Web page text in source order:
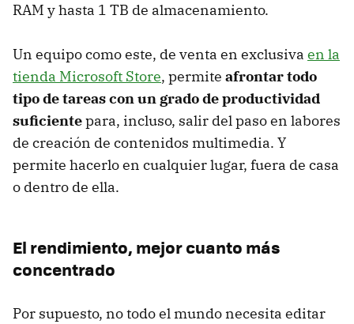
RAM y hasta 1 TB de almacenamiento.
Un equipo como este, de venta en exclusiva en la
tienda Microsoft Store, permite afrontar todo
tipo de tareas con un grado de productividad
suficientepara, incluso, salir del paso en labores
de creación de contenidos multimedia. Y
permite hacerlo en cualquier lugar, fuera de casa
o dentro de ella.
El rendimiento, mejor cuanto más
concentrado
Por supuesto, no todo el mundo necesita editar